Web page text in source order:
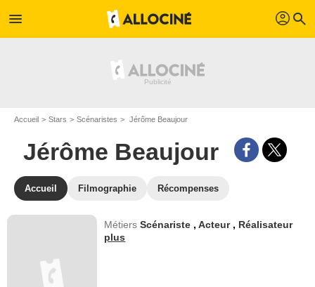
menu profil search
Accueil Stars Scénaristes Jérôme Beaujour
Jérôme Beaujour
Accueil Filmographie Récompenses
MétiersScénariste ,Acteur , Réalisateur
plus